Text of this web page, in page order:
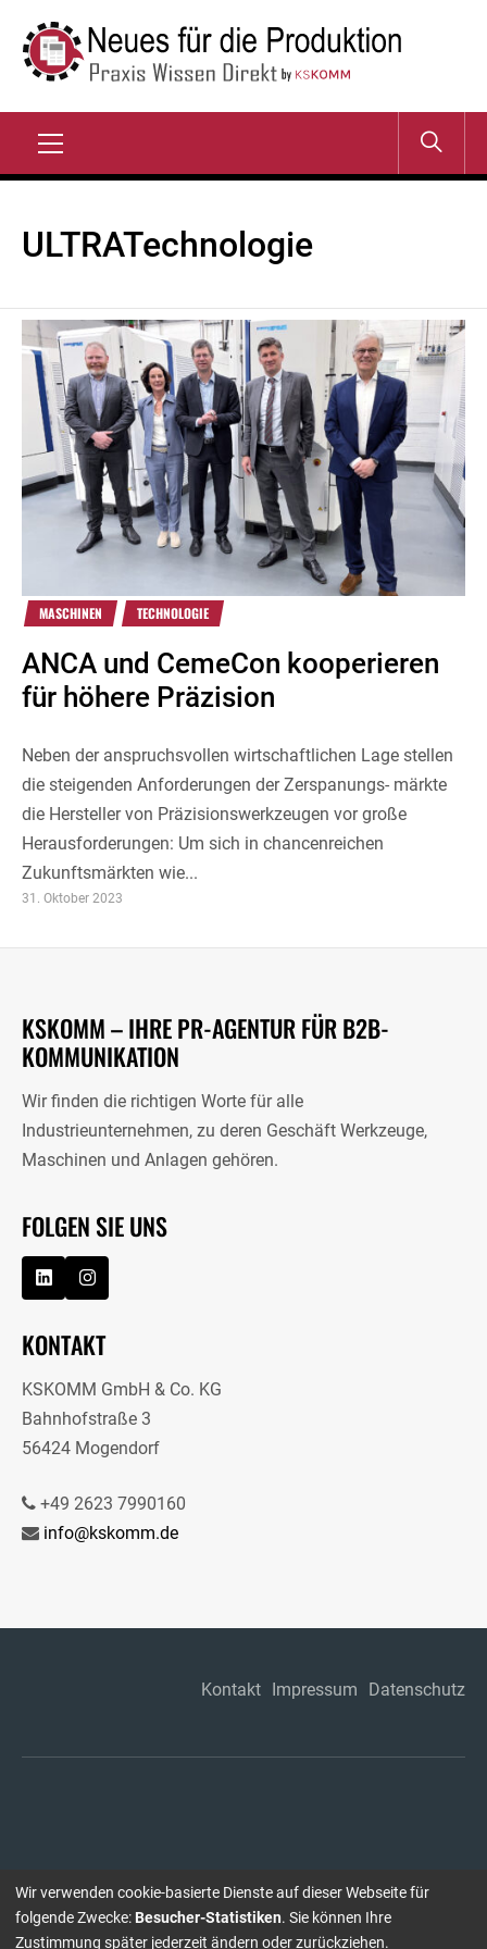
Inhalt
springen
NEUES FÜR DIE
PRODUKTION
ULTRATechnologie
MASCHINEN TECHNOLOGIE
ANCA und CemeCon kooperieren
für höhere Präzision
Neben der anspruchsvollen wirtschaftlichen Lage stellen
die steigenden Anforderungen der Zerspanungs- märkte
die Hersteller von Präzisionswerkzeugen vor große
Herausforderungen: Um sich in chancenreichen
Zukunftsmärkten wie...
31. Oktober 2023
KSKOMM – IHRE PR-AGENTUR FÜR B2B-
KOMMUNIKATION
Wir finden die richtigen Worte für alle
Industrieunternehmen, zu deren Geschäft Werkzeuge,
Maschinen und Anlagen gehören.
FOLGEN SIE UNS
KONTAKT
KSKOMM GmbH & Co. KG
Bahnhofstraße 3
56424 Mogendorf
+49 2623 7990160
info@kskomm.de
Kontakt Impressum Datenschutz
Wir verwenden cookie-basierte Dienste auf dieser Webseite für
folgende Zwecke: Besucher-Statistiken. Sie können Ihre
Zustimmung später jederzeit ändern oder zurückziehen.